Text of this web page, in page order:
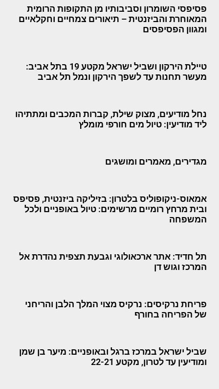
פסיפסי השומרון וסביבותיו מן התקופות הרומית
המאוחרת והביזנטית – תיאורים צמחיים וחקלאיים
ומגוון הפסיפסים
טיילת הירקון ושביל ישראל מקטע 19 בתל אביב:
מעשר תחנות עד לשפך הירקון ונמל תל אביב
נחל מודיעים, מצוק שילת, קברות המכבים ומתתיהו
ליד מודיעין: טיול מים חורפי מומלץ
מגדירים, מאמרים ומושגים
אמאוס-ניקופוליס בלטרון: בזיליקה ביזנטית, פסיפס
ובית מרחץ רומיים מרשימים: טיול באופניים ולכל
המשפחה
תל חדיד: אתר ארכאולוגי וגבעת תצפית נהדרת אל
המרכז וגוש דן
פריחת נרקיסים: נרקיס מצוי המלך הלבן והריחני
של הפריחה בחורף
שביל ישראל במרכז ברגל ובאופניים: מיער בן שמן
ומודיעין עד לטרון, מקטע 22-21